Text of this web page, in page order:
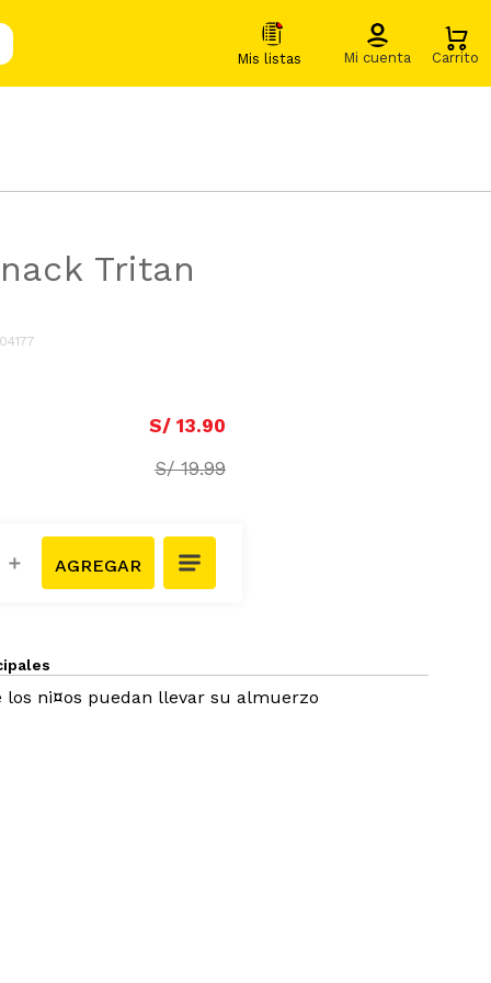
Tritan
S/ 13.90
S/ 19.99
＋
los ni¤os puedan llevar su almuerzo